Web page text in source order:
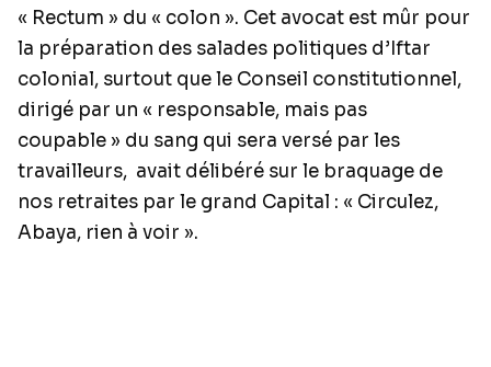
« Rectum » du « colon ». Cet avocat est mûr pour
la préparation des salades politiques d’Iftar
colonial, surtout que le Conseil constitutionnel,
dirigé par un « responsable, mais pas
coupable » du sang qui sera versé par les
travailleurs, avait délibéré sur le braquage de
nos retraites par le grand Capital : « Circulez,
Abaya, rien à voir ».